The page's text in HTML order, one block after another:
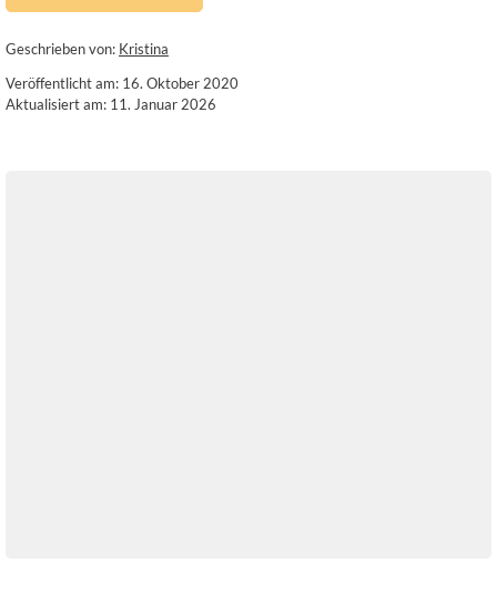
Geschrieben von: Kristina
Veröffentlicht am: 16. Oktober 2020
Aktualisiert am: 11. Januar 2026